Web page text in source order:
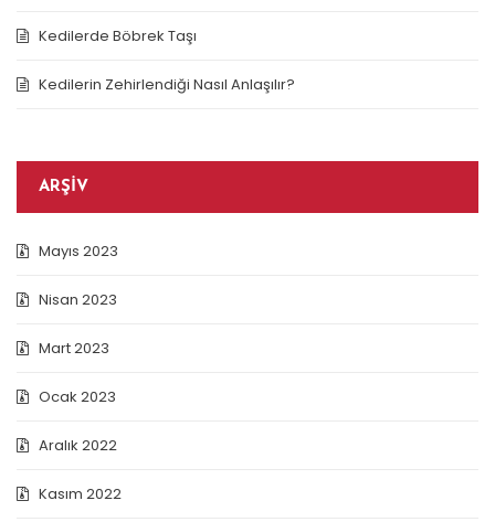
Kedilerde Böbrek Taşı
Kedilerin Zehirlendiği Nasıl Anlaşılır?
ARŞIV
Mayıs 2023
Nisan 2023
Mart 2023
Ocak 2023
Aralık 2022
Kasım 2022